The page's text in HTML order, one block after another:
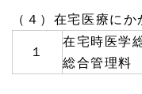
（４）在宅医療に
１
在宅時医学
総合管理料